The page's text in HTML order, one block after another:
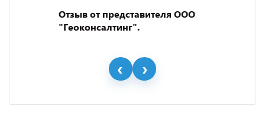
Отзыв от представителя ООО
"Геоконсалтинг".